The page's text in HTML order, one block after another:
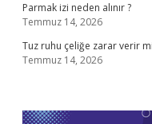
Parmak izi neden alınır ?
Temmuz 14, 2026
Tuz ruhu çeliğe zarar verir
Temmuz 14, 2026